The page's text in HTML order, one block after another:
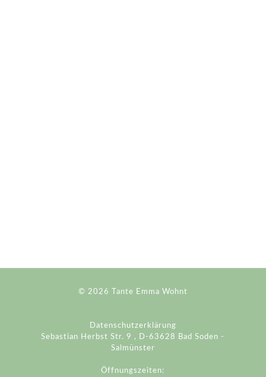
© 2026 Tante Emma Wohnt
Datenschutzerklärung
Sebastian Herbst Str. 9 , D-63628 Bad Soden -
Salmünster
Öffnungszeiten: